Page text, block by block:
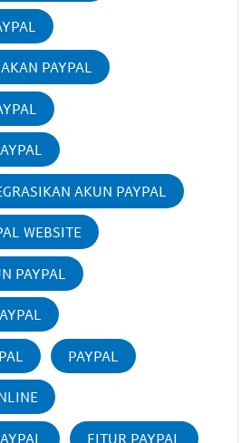
PAYPAL
AKUN PAYPAL
WEBSITE
PAYPAL
PAYPAL
FITUR PAYPAL